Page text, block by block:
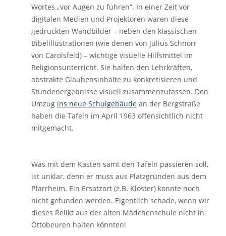
Wortes „vor Augen zu führen“. In einer Zeit vor
digitalen Medien und Projektoren waren diese
gedruckten Wandbilder – neben den klassischen
Bibelillustrationen (wie denen von Julius Schnorr
von Carolsfeld) – wichtige visuelle Hilfsmittel im
Religionsunterricht. Sie halfen den Lehrkräften,
abstrakte Glaubensinhalte zu konkretisieren und
Stundenergebnisse visuell zusammenzufassen. Den
Umzug ins neue Schulgebäude an der Bergstraße
haben die Tafeln im April 1963 offensichtlich nicht
mitgemacht.
Was mit dem Kasten samt den Tafeln passieren soll,
ist unklar, denn er muss aus Platzgründen aus dem
Pfarrheim. Ein Ersatzort (z.B. Kloster) konnte noch
nicht gefunden werden. Eigentlich schade, wenn wir
dieses Relikt aus der alten Mädchenschule nicht in
Ottobeuren halten könnten!